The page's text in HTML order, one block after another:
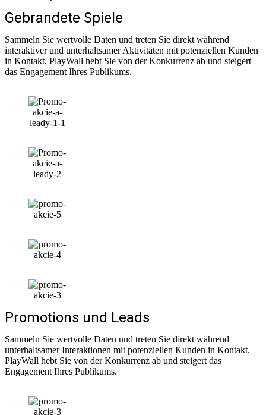
Gebrandete Spiele
Sammeln Sie wertvolle Daten und treten Sie direkt während
interaktiver und unterhaltsamer Aktivitäten mit potenziellen Kunden
in Kontakt. PlayWall hebt Sie von der Konkurrenz ab und steigert
das Engagement Ihres Publikums.
Promotions und Leads
Sammeln Sie wertvolle Daten und treten Sie direkt während
unterhaltsamer Interaktionen mit potenziellen Kunden in Kontakt.
PlayWall hebt Sie von der Konkurrenz ab und steigert das
Engagement Ihres Publikums.